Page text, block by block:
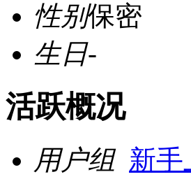
性别保密
生日-
活跃概况
用户组 新手